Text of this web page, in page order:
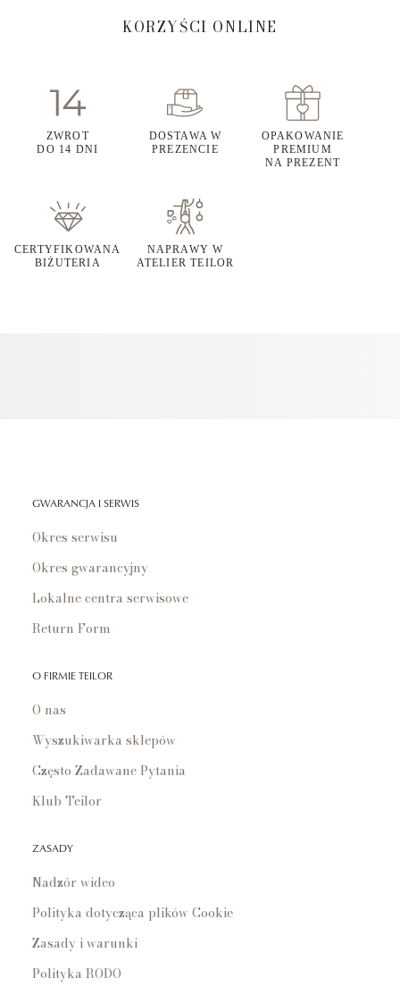
KORZYŚCI ONLINE
ZWROT
DO 14 DNI
DOSTAWA W
PREZENCIE
OPAKOWANIE
PREMIUM
NA PREZENT
CERTYFIKOWANA
BIŻUTERIA
NAPRAWY W
ATELIER TEILOR
GWARANCJA I SERWIS
Okres serwisu
Okres gwarancyjny
Lokalne centra serwisowe
Return Form
O FIRMIE TEILOR
O nas
Wyszukiwarka sklepów
Często Zadawane Pytania
Klub Teilor
ZASADY
Nadzór wideo
Polityka dotycząca plików Cookie
Zasady i warunki
Polityka RODO